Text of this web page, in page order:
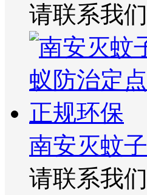
请联系我
南安灭蚊
请联系我